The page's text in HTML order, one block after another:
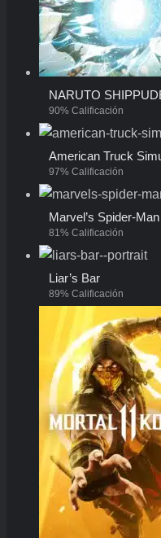
NARUTO
90% Calificación
American Truck
97% Calificación
Marvel’s Spider-
81% Calificación
Liar’s Bar
89% Calificación